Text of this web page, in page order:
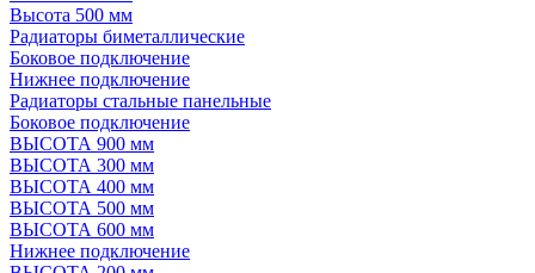
Высота 500 мм
Радиаторы биметаллические
Боковое подключение
Нижнее подключение
Радиаторы стальные панельные
Боковое подключение
ВЫСОТА 900 мм
ВЫСОТА 300 мм
ВЫСОТА 400 мм
ВЫСОТА 500 мм
ВЫСОТА 600 мм
Нижнее подключение